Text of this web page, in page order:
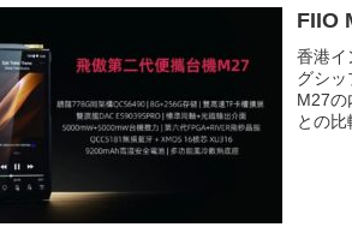
FIIO
香港イ
グシッ
M27の
との比